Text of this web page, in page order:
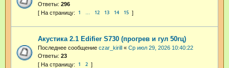
Ответы: 296
1 … 12 13 14 15
Акустика 2.1 Edifier S730 (прогрев и гул 50гц)
Последнее сообщение czar_kirill « Ср июл 29, 2026 10:40:22
Ответы: 23
1 2